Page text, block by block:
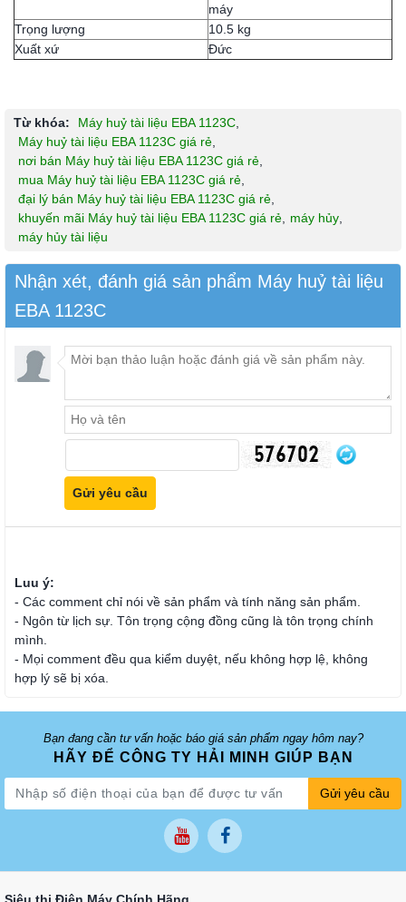
máy
Trọng lượng
10.5 kg
Xuất xứ
Đức
Từ khóa: Máy huỷ tài liệu EBA 1123C
Máy huỷ tài liệu EBA 1123C giá rẻ
nơi bán Máy huỷ tài liệu EBA 1123C giá rẻ
mua Máy huỷ tài liệu EBA 1123C giá rẻ
đại lý bán Máy huỷ tài liệu EBA 1123C giá rẻ
khuyến mãi Máy huỷ tài liệu EBA 1123C giá rẻ
máy hủy
máy hủy tài liệu
Nhận xét, đánh giá sản phẩm Máy huỷ tài liệu
EBA 1123C
Luu ý:
- Các comment chỉ nói về sản phẩm và tính năng sản phẩm.
- Ngôn từ lịch sự. Tôn trọng cộng đồng cũng là tôn trọng chính
mình.
- Mọi comment đều qua kiểm duyệt, nếu không hợp lệ, không
hợp lý sẽ bị xóa.
Bạn đang cần tư vấn hoặc báo giá sản phẩm ngay hôm nay?
HÃY ĐỂ CÔNG TY HẢI MINH GIÚP BẠN
Gửi yêu cầu
Siêu thị Điện Máy Chính Hãng